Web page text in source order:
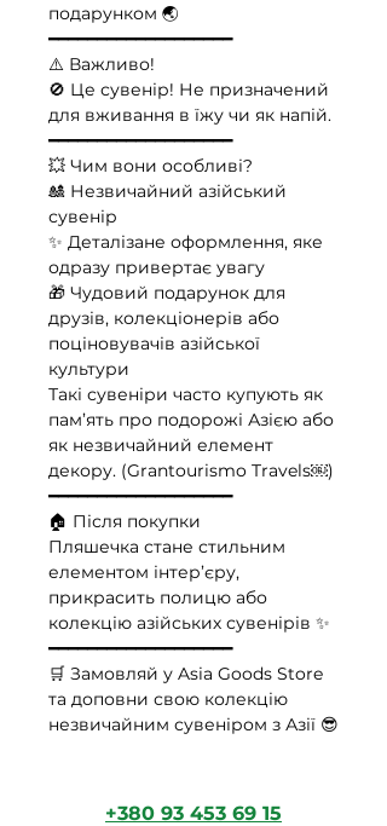
подарунком 🌏
━━━━━━━━━━━━━━━━━━━
⚠️ Важливо!
🚫 Це сувенір! Не призначений
для вживання в їжу чи як напій.
━━━━━━━━━━━━━━━━━━━
💥 Чим вони особливі?
🎎 Незвичайний азійський
сувенір
✨ Деталізане оформлення, яке
одразу привертає увагу
🎁 Чудовий подарунок для
друзів, колекціонерів або
поціновувачів азійської
культури
Такі сувеніри часто купують як
пам’ять про подорожі Азією або
як незвичайний елемент
декору. (Grantourismo Travels⁠￼)
━━━━━━━━━━━━━━━━━━━
🏠 Після покупки
Пляшечка стане стильним
елементом інтер’єру,
прикрасить полицю або
колекцію азійських сувенірів ✨
━━━━━━━━━━━━━━━━━━━
🛒 Замовляй у Asia Goods Store
та доповни свою колекцію
незвичайним сувеніром з Азії 😎
+380 93 453 69 15